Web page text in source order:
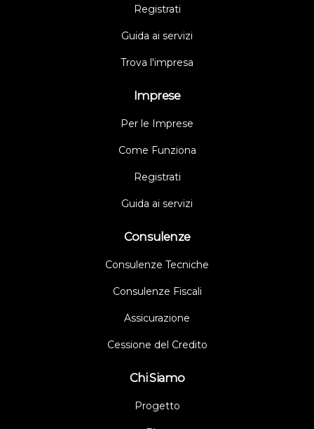
Registrati
Guida ai servizi
Trova l'impresa
Imprese
Per le Imprese
Come Funziona
Registrati
Guida ai servizi
Consulenze
Consulenze Tecniche
Consulenze Fiscali
Assicurazione
Cessione del Credito
Chi Siamo
Progetto